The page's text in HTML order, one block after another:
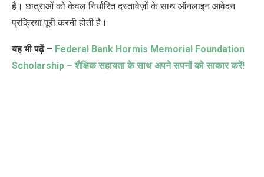
है। छात्राओं को केवल निर्धारित दस्तावेज़ों के साथ ऑनलाइन आवेदन
प्रक्रिया पूरी करनी होती है।
यह भी पढ़ें – Federal Bank Hormis Memorial Foundation
Scholarship – शैक्षिक सहायता के साथ अपने सपनों को साकार करें!